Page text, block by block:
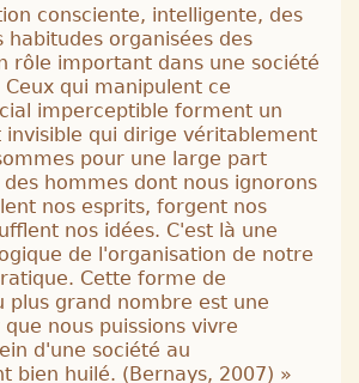
consciente, intelligente, des
habitudes organisées des
rôle important dans une société
qui manipulent ce
imperceptible forment un
invisible qui dirige véritablement
pour une large part
hommes dont nous ignorons
nos esprits, forgent nos
nos idées. C'est là une
de l'organisation de notre
Cette forme de
plus grand nombre est une
nous puissions vivre
d'une société au
bien huilé. ( Bernays, 2007) »